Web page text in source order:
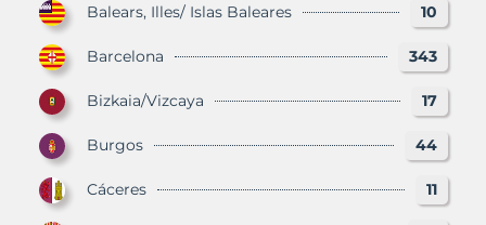
Balears, Illes/ Islas Baleares 10
Barcelona 343
Bizkaia/Vizcaya 17
Burgos 44
Cáceres 11